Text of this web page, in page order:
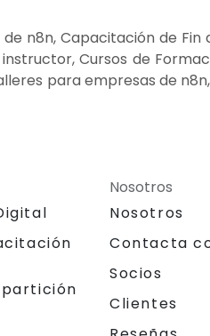
n8n, Capacitación de Fin
Cursos de
para empresas de
Nosotros
Nosotros
Contacta
Socios
Clientes